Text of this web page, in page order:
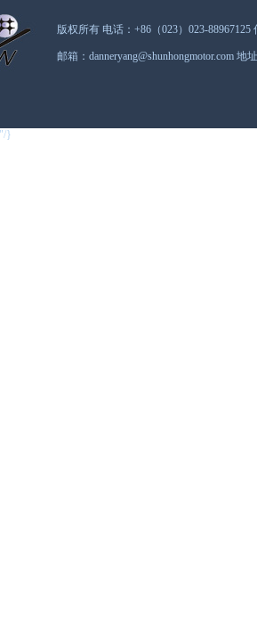
版权所有 电话：+86（023）023-
邮箱：danneryang@shunhongmotor.com
}